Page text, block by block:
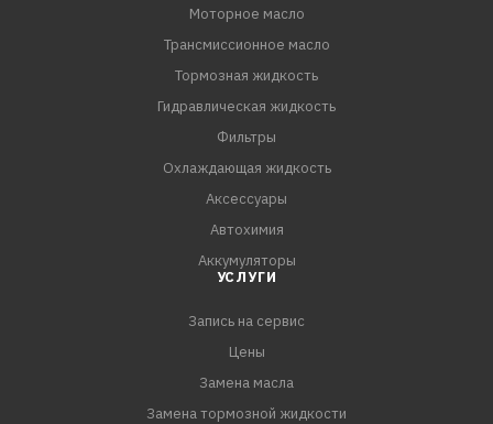
Предназначено для применения в
высокофорсированных бензиновых и дизельных
двигателях легковых автомобилей и лёгких
более ранних спецификаций) и соответствующего
класса вязкости SAE 5W-30.
Моторное масло
Трансмиссионное масло
Тормозная жидкость
Гидравлическая жидкость
Фильтры
Охлаждающая жидкость
Аксессуары
Автохимия
Аккумуляторы
УСЛУГИ
Запись на сервис
Цены
Замена масла
Замена тормозной жидкости